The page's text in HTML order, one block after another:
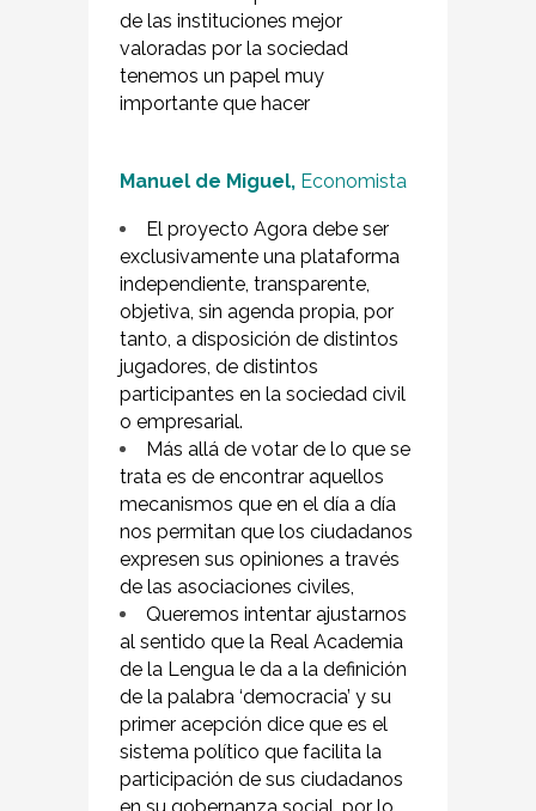
de las instituciones mejor
valoradas por la sociedad
tenemos un papel muy
importante que hacer
Manuel de Miguel, Economista
El proyecto Agora debe ser
exclusivamente una plataforma
independiente, transparente,
objetiva, sin agenda propia, por
tanto, a disposición de distintos
jugadores, de distintos
participantes en la sociedad civil
o empresarial.
Más allá de votar de lo que se
trata es de encontrar aquellos
mecanismos que en el día a día
nos permitan que los ciudadanos
expresen sus opiniones a través
de las asociaciones civiles,
Queremos intentar ajustarnos
al sentido que la Real Academia
de la Lengua le da a la definición
de la palabra ‘democracia’ y su
primer acepción dice que es el
sistema político que facilita la
participación de sus ciudadanos